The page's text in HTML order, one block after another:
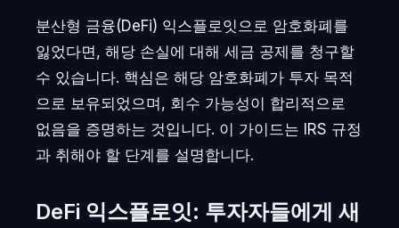
분산형 금융(DeFi) 익스플로잇으로 암호화폐를
잃었다면, 해당 손실에 대해 세금 공제를 청구할
수 있습니다. 핵심은 해당 암호화폐가 투자 목적
으로 보유되었으며, 회수 가능성이 합리적으로
없음을 증명하는 것입니다. 이 가이드는 IRS 규정
과 취해야 할 단계를 설명합니다.
DeFi 익스플로잇: 투자자들에게 새